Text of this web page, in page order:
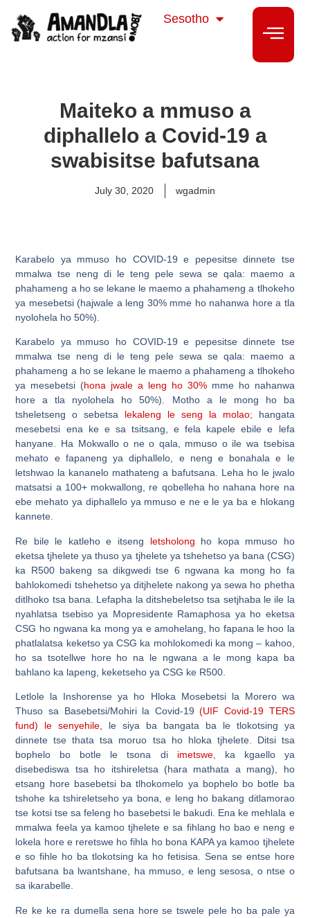
Sesotho
isiXhosa
Maiteko a mmuso a
diphallelo a Covid-19 a
swabisitse bafutsana
July 30, 2020 wgadmin
Karabelo ya mmuso ho COVID-19 e pepesitse dinnete tse
mmalwa tse neng di le teng pele sewa se qala: maemo a
phahameng a ho se lekane le maemo a phahameng a tlhokeho
ya mesebetsi (hajwale a leng 30% mme ho nahanwa hore a tla
nyolohela ho 50%).
Karabelo ya mmuso ho COVID-19 e pepesitse dinnete tse
mmalwa tse neng di le teng pele sewa se qala: maemo a
phahameng a ho se lekane le maemo a phahameng a tlhokeho
ya mesebetsi (hona jwale a leng ho 30%mme ho nahanwa
hore a tla nyolohela ho 50%). Motho a le mong ho ba
tsheletseng o sebetsa lekaleng le seng la molao; hangata
mesebetsi ena ke e sa tsitsang, e fela kapele ebile e lefa
hanyane. Ha Mokwallo o ne o qala, mmuso o ile wa tsebisa
mehato e fapaneng ya diphallelo, e neng e bonahala e le
letshwao la kananelo mathateng a bafutsana. Leha ho le jwalo
matsatsi a 100+ mokwallong, re qobelleha ho nahana hore na
ebe mehato ya diphallelo ya mmuso e ne e le ya ba e hlokang
kannete.
Re bile le katleho e itseng letsholong ho kopa mmuso ho
eketsa tjhelete ya thuso ya tjhelete ya tshehetso ya bana (CSG)
ka R500 bakeng sa dikgwedi tse 6 ngwana ka mong ho fa
bahlokomedi tshehetso ya ditjhelete nakong ya sewa ho phetha
ditlhoko tsa bana. Lefapha la ditshebeletso tsa setjhaba le ile la
nyahlatsa tsebiso ya Mopresidente Ramaphosa ya ho eketsa
CSG ho ngwana ka mong ya e amohelang, ho fapana le hoo la
phatlalatsa keketso ya CSG ka mohlokomedi ka mong – kahoo,
ho sa tsotellwe hore ho na le ngwana a le mong kapa ba
bahlano ka lapeng, keketseho ya CSG ke R500.
Letlole la Inshorense ya ho Hloka Mosebetsi la Morero wa
Thuso sa Basebetsi/Mohiri la Covid-19(UIF Covid-19 TERS
fund) le senyehile, le siya ba bangata ba le tlokotsing ya
dinnete tse thata tsa moruo tsa ho hloka tjhelete. Ditsi tsa
bophelo bo botle le tsona di imetswe, ka kgaello ya
disebediswa tsa ho itshireletsa (hara mathata a mang), ho
etsang hore basebetsi ba tlhokomelo ya bophelo bo botle ba
tshohe ka tshireletseho ya bona, e leng ho bakang ditlamorao
tse kotsi tse sa feleng ho basebetsi le bakudi. Ena ke mehlala e
mmalwa feela ya kamoo tjhelete e sa fihlang ho bao e neng e
lokela hore e reretswe ho fihla ho bona KAPA ya kamoo tjhelete
e so fihle ho ba tlokotsing ka ho fetisisa. Sena se entse hore
bafutsana ba lwantshane, ha mmuso, e leng sesosa, o ntse o
sa ikarabelle.
Re ke ke ra dumella sena hore se tswele pele ho ba pale ya